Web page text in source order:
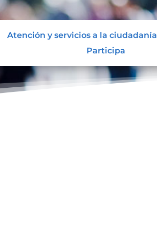
Atención y servicios a la ciudadanía
Participa